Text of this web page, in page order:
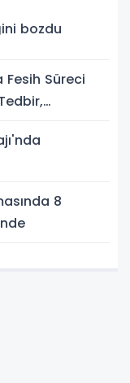
bozdu
Fesih Süreci
8